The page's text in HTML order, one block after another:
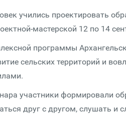
учились проектировать
мастерской 12 по 14
программы
сельских территорий и
участники формировали
друг с другом, слушать и